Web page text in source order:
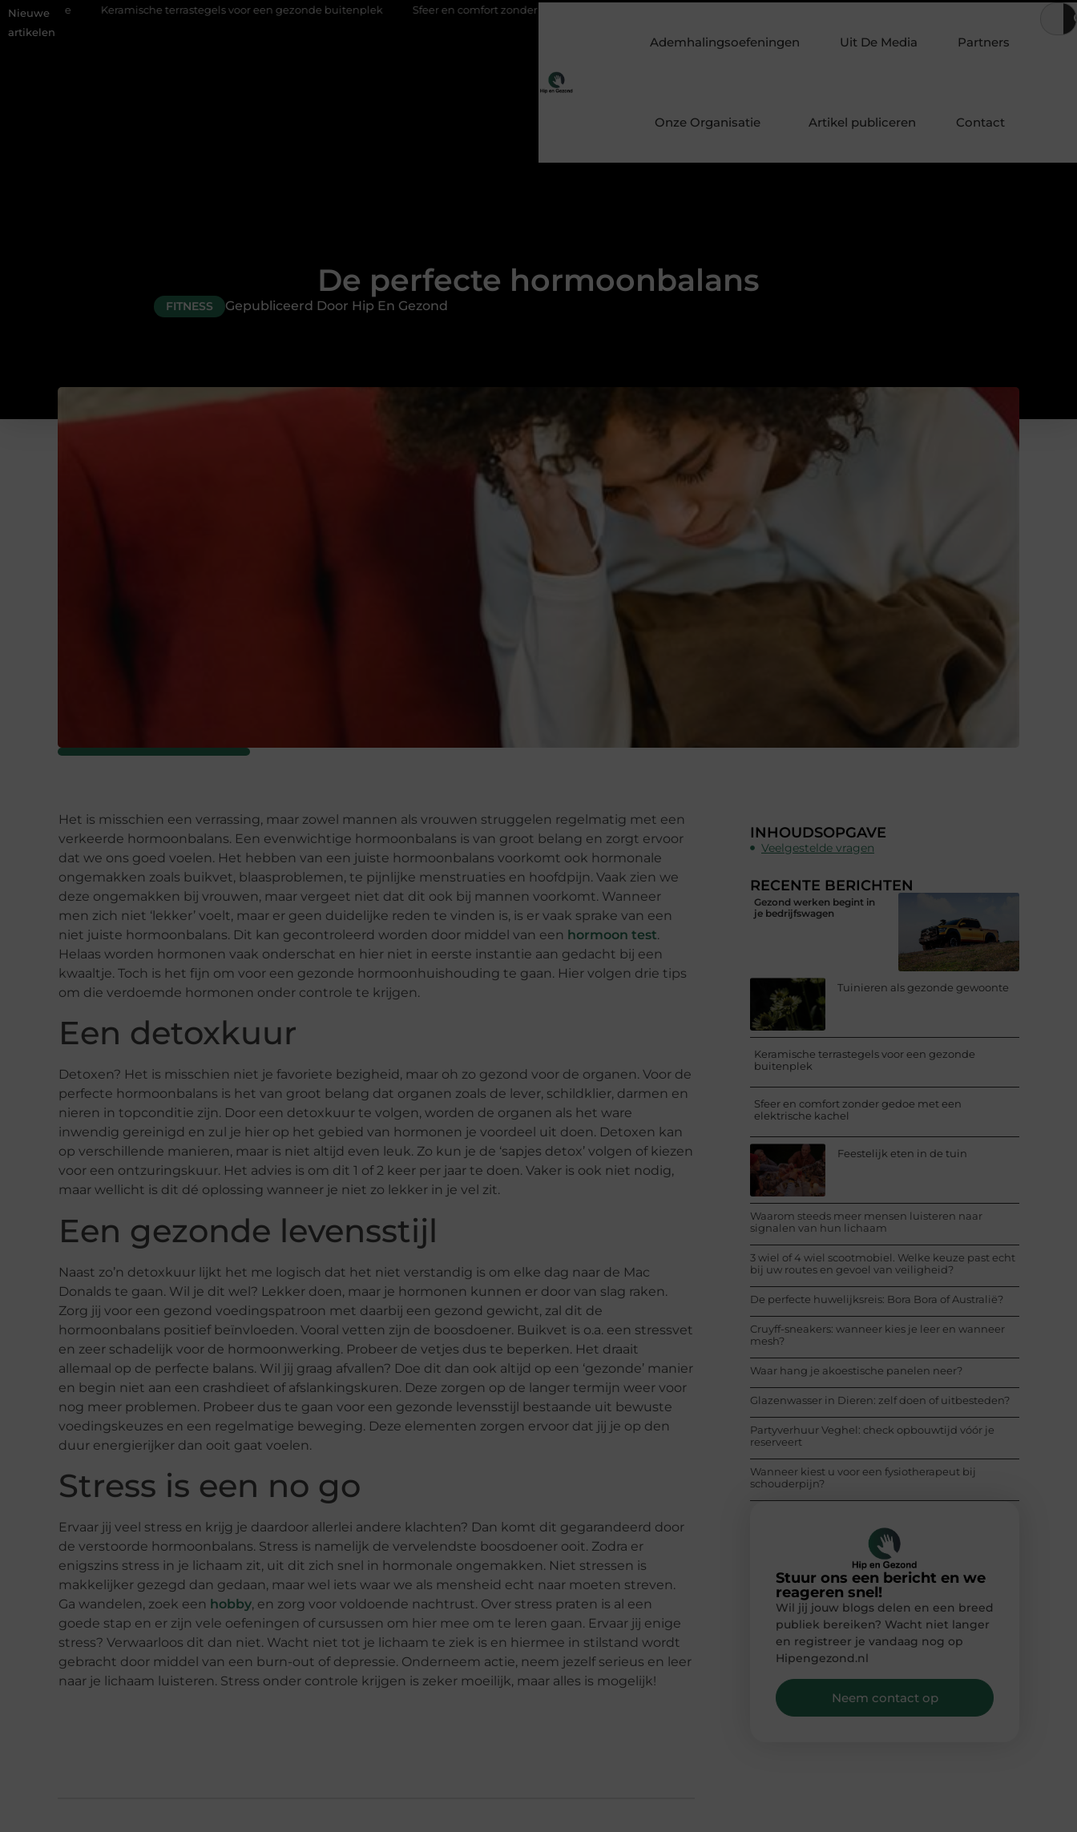
Nieuwe
artikelen
Keramische terrastegels voor een gezonde buitenplek Sfeer en comfort zonder gedoe met een elektrische kachel Waarom steeds meer mensen luisteren naar
Ademhalingsoefeningen Uit De Media Partners
Onze Organisatie Artikel publiceren Contact
De perfecte hormoonbalans
FITNESS Gepubliceerd Door Hip En Gezond
Het is misschien een verrassing, maar zowel mannen als vrouwen struggelen regelmatig met een
verkeerde hormoonbalans. Een evenwichtige hormoonbalans is van groot belang en zorgt ervoor
dat we ons goed voelen. Het hebben van een juiste hormoonbalans voorkomt ook hormonale
ongemakken zoals buikvet, blaasproblemen, te pijnlijke menstruaties en hoofdpijn. Vaak zien we
deze ongemakken bij vrouwen, maar vergeet niet dat dit ook bij mannen voorkomt. Wanneer
men zich niet ‘lekker’ voelt, maar er geen duidelijke reden te vinden is, is er vaak sprake van een
niet juiste hormoonbalans. Dit kan gecontroleerd worden door middel van een hormoon test.
Helaas worden hormonen vaak onderschat en hier niet in eerste instantie aan gedacht bij een
kwaaltje. Toch is het fijn om voor een gezonde hormoonhuishouding te gaan. Hier volgen drie tips
om die verdoemde hormonen onder controle te krijgen.
Een detoxkuur
Detoxen? Het is misschien niet je favoriete bezigheid, maar oh zo gezond voor de organen. Voor de
perfecte hormoonbalans is het van groot belang dat organen zoals de lever, schildklier, darmen en
nieren in topconditie zijn. Door een detoxkuur te volgen, worden de organen als het ware
inwendig gereinigd en zul je hier op het gebied van hormonen je voordeel uit doen. Detoxen kan
op verschillende manieren, maar is niet altijd even leuk. Zo kun je de ‘sapjes detox’ volgen of kiezen
voor een ontzuringskuur. Het advies is om dit 1 of 2 keer per jaar te doen. Vaker is ook niet nodig,
maar wellicht is dit dé oplossing wanneer je niet zo lekker in je vel zit.
Een gezonde levensstijl
Naast zo’n detoxkuur lijkt het me logisch dat het niet verstandig is om elke dag naar de Mac
Donalds te gaan. Wil je dit wel? Lekker doen, maar je hormonen kunnen er door van slag raken.
Zorg jij voor een gezond voedingspatroon met daarbij een gezond gewicht, zal dit de
hormoonbalans positief beïnvloeden. Vooral vetten zijn de boosdoener. Buikvet is o.a. een stressvet
en zeer schadelijk voor de hormoonwerking. Probeer de vetjes dus te beperken. Het draait
allemaal op de perfecte balans. Wil jij graag afvallen? Doe dit dan ook altijd op een ‘gezonde’ manier
en begin niet aan een crashdieet of afslankingskuren. Deze zorgen op de langer termijn weer voor
nog meer problemen. Probeer dus te gaan voor een gezonde levensstijl bestaande uit bewuste
voedingskeuzes en een regelmatige beweging. Deze elementen zorgen ervoor dat jij je op den
duur energierijker dan ooit gaat voelen.
Stress is een no go
Ervaar jij veel stress en krijg je daardoor allerlei andere klachten? Dan komt dit gegarandeerd door
de verstoorde hormoonbalans. Stress is namelijk de vervelendste boosdoener ooit. Zodra er
enigszins stress in je lichaam zit, uit dit zich snel in hormonale ongemakken. Niet stressen is
makkelijker gezegd dan gedaan, maar wel iets waar we als mensheid echt naar moeten streven.
Ga wandelen, zoek een hobby, en zorg voor voldoende nachtrust. Over stress praten is al een
goede stap en er zijn vele oefeningen of cursussen om hier mee om te leren gaan. Ervaar jij enige
stress? Verwaarloos dit dan niet. Wacht niet tot je lichaam te ziek is en hiermee in stilstand wordt
gebracht door middel van een burn-out of depressie. Onderneem actie, neem jezelf serieus en leer
naar je lichaam luisteren. Stress onder controle krijgen is zeker moeilijk, maar alles is mogelijk!
INHOUDSOPGAVE
Veelgestelde vragen
RECENTE BERICHTEN
Gezond werken begint in
je bedrijfswagen
Tuinieren als gezonde gewoonte
Keramische terrastegels voor een gezonde
buitenplek
Sfeer en comfort zonder gedoe met een
elektrische kachel
Feestelijk eten in de tuin
Waarom steeds meer mensen luisteren naar
signalen van hun lichaam
3 wiel of 4 wiel scootmobiel. Welke keuze past echt
bij uw routes en gevoel van veiligheid?
De perfecte huwelijksreis: Bora Bora of Australië?
Cruyff-sneakers: wanneer kies je leer en wanneer
mesh?
Waar hang je akoestische panelen neer?
Glazenwasser in Dieren: zelf doen of uitbesteden?
Partyverhuur Veghel: check opbouwtijd vóór je
reserveert
Wanneer kiest u voor een fysiotherapeut bij
schouderpijn?
Stuur ons een bericht en we
reageren snel!
Wil jij jouw blogs delen en een breed
publiek bereiken? Wacht niet langer
en registreer je vandaag nog op
Hipengezond.nl
Neem contact op